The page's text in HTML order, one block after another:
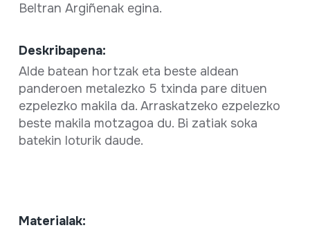
Beltran Argiñenak egina.
Deskribapena:
Alde batean hortzak eta beste aldean
panderoen metalezko 5 txinda pare dituen
ezpelezko makila da. Arraskatzeko ezpelezko
beste makila motzagoa du. Bi zatiak soka
batekin loturik daude.
Materialak: